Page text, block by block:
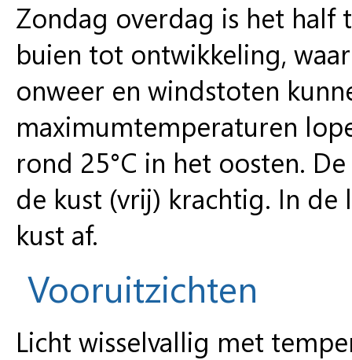
Zondag overdag is het half
buien tot ontwikkeling,
onweer en windstoten
maximumtemperaturen
rond 25°C in het oosten.
de kust (vrij) krachtig. In
kust af.
Vooruitzichten
Licht wisselvallig met